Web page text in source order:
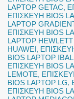
LAPTOP GETAC,
ΕΠΙΣΚΕΥΗ BIOS
LAPTOP
ΕΠΙΣΚΕΥΗ BIOS
LAPTOP
HUAWEI,
BIOS LAPTOP
ΕΠΙΣΚΕΥΗ BIOS
LEMOTE,
BIOS LAPTOP LG,
ΕΠΙΣΚΕΥΗ BIOS